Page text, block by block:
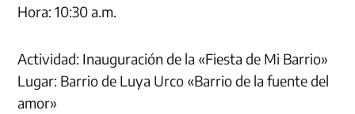
Hora: 10:30 a.m.
Actividad: Inauguración de la «Fiesta de Mi Barrio»
Lugar: Barrio de Luya Urco «Barrio de la fuente del
amor»